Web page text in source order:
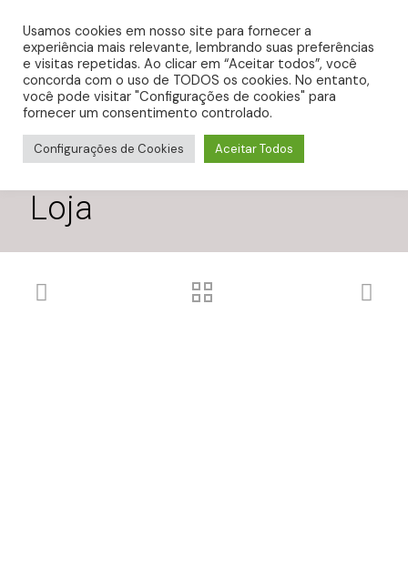
R$ 0,00
Loja
Usamos cookies em nosso site para fornecer a
experiência mais relevante, lembrando suas preferências
e visitas repetidas. Ao clicar em “Aceitar todos”, você
concorda com o uso de TODOS os cookies. No entanto,
você pode visitar "Configurações de cookies" para
fornecer um consentimento controlado.
Configurações de Cookies Aceitar Todos